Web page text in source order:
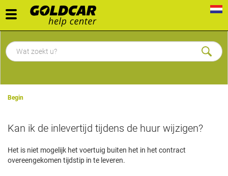
Toggle
navigation
Begin
Kan ik de inlevertijd tijdens de huur wijzigen?
Het is niet mogelijk het voertuig buiten het in het contract
overeengekomen tijdstip in te leveren.